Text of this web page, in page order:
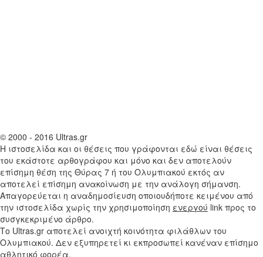
© 2000 - 2016 Ultras.gr
Η ιστοσελίδα και οι θέσεις που γράφονται εδώ είναι θέσεις
του εκάστοτε αρθογράφου και μόνο και δεν αποτελούν
επίσημη θέση της Θύρας 7 ή του Ολυμπιακού εκτός αν
αποτελεί επίσημη ανακοίνωση με την ανάλογη σήμανση.
Απαγορεύεται η αναδημοσίευση οποιουδήποτε κειμένου από
την ιστοσελίδα χωρίς την χρησιμοποίηση ενεργού link προς το
συσγκεκριμένο άρθρο.
Το Ultras.gr αποτελεί ανοιχτή κοινότητα φιλάθλων του
Ολυμπιακού. Δεν εξυπηρετεί κι εκπροσωπεί κανέναν επίσημο
αθλητικό φορέα.